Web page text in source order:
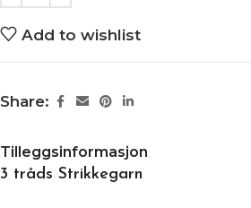
Add to wishlist
Share:
Tilleggsinformasjon
3 tråds Strikkegarn